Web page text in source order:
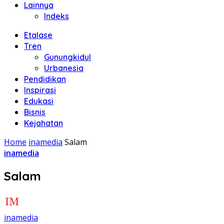
Lainnya
Indeks
Etalase
Tren
Gunungkidul
Urbanesia
Pendidikan
Inspirasi
Edukasi
Bisnis
Kejahatan
Home inamedia Salam
inamedia
Salam
inamedia